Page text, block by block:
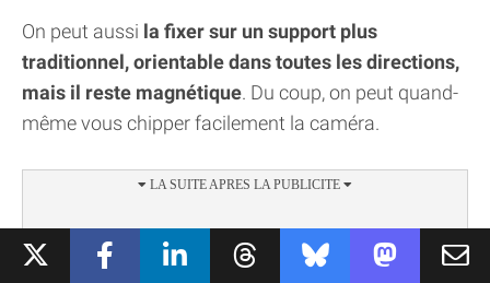
On peut aussi la fixer sur un support plus
traditionnel, orientable dans toutes les directions,
mais il reste magnétique. Du coup, on peut quand-
même vous chipper facilement la caméra.